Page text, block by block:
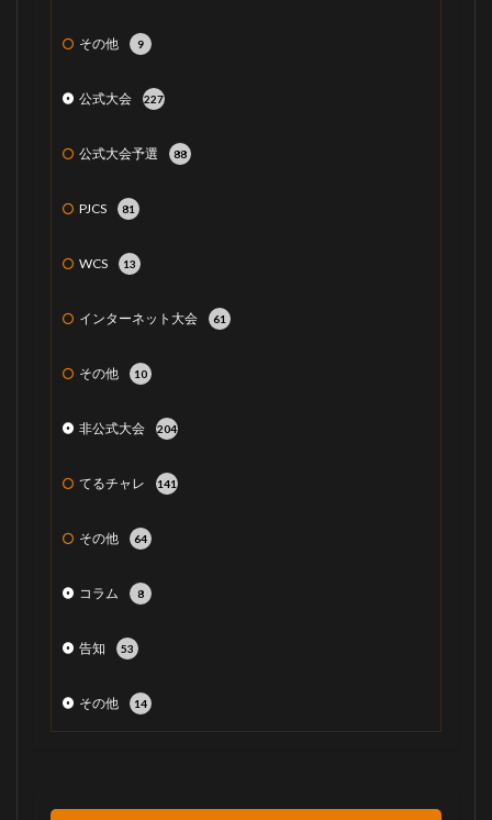
その他 9
公式大会 227
公式大会予選 88
PJCS 81
WCS 13
インターネット大会 61
その他 10
非公式大会 204
てるチャレ 141
その他 64
コラム 8
告知 53
その他 14